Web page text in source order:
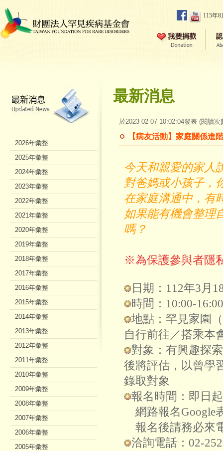
115年
最新消息
於2023-02-07 10:02:04發表 (閱讀次
【病友活動】家庭關係進
今天和親愛的家人
對爸媽或小孩子，
在家庭溝通中，有
如果能有機會整理
嗎？
※為保護參與者隱
日期：112年3月
時間：10:00-
地點：罕見家園
自行前往／搭乘本
對象：有興趣探
後將評估，以曾學
錄取對象
報名時間：即日
網路報名Google
報名後請務必來
洽詢電話：02-
2026年彙整
2025年彙整
2024年彙整
2023年彙整
2022年彙整
2021年彙整
2020年彙整
2019年彙整
2018年彙整
2017年彙整
2016年彙整
2015年彙整
2014年彙整
2013年彙整
2012年彙整
2011年彙整
2010年彙整
2009年彙整
2008年彙整
2007年彙整
2006年彙整
2005年彙整